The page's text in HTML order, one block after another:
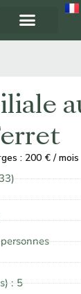
: 200 € / mois
: 5